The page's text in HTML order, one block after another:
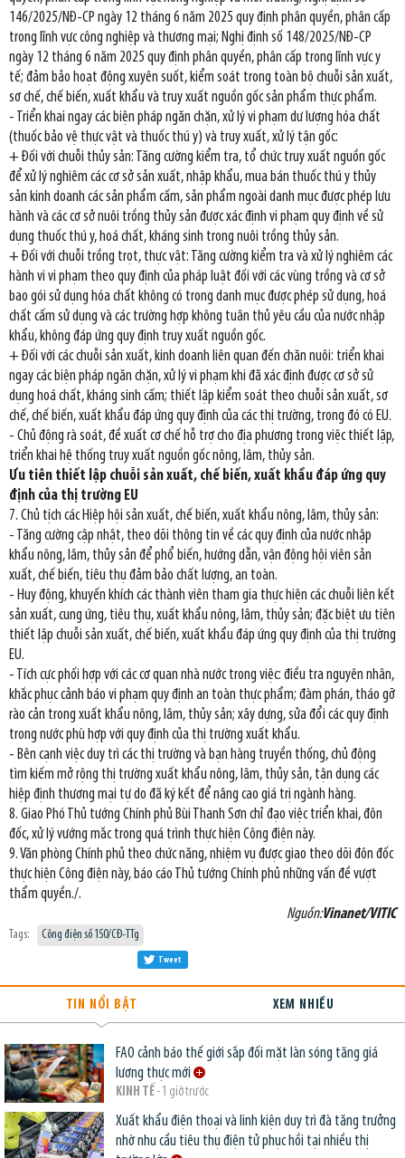
146/2025/NĐ-CP ngày 12 tháng 6 năm 2025 quy định phân quyền, phân cấp
trong lĩnh vực công nghiệp và thương mại; Nghị định số 148/2025/NĐ-CP
ngày 12 tháng 6 năm 2025 quy định phân quyền, phân cấp trong lĩnh vực y
tế; đảm bảo hoạt động xuyên suốt, kiểm soát trong toàn bộ chuỗi sản xuất,
sơ chế, chế biến, xuất khẩu và truy xuất nguồn gốc sản phẩm thực phẩm.
- Triển khai ngay các biện pháp ngăn chặn, xử lý vi phạm dư lượng hóa chất
(thuốc bảo vệ thực vật và thuốc thú y) và truy xuất, xử lý tận gốc:
+ Đối với chuỗi thủy sản: Tăng cường kiểm tra, tổ chức truy xuất nguồn gốc
để xử lý nghiêm các cơ sở sản xuất, nhập khẩu, mua bán thuốc thú y thủy
sản kinh doanh các sản phẩm cấm, sản phẩm ngoài danh mục được phép lưu
hành và các cơ sở nuôi trồng thủy sản được xác định vi phạm quy định về sử
dụng thuốc thú y, hoá chất, kháng sinh trong nuôi trồng thủy sản.
+ Đối với chuỗi trồng trọt, thực vật: Tăng cường kiểm tra và xử lý nghiêm các
hành vi vi phạm theo quy định của pháp luật đối với các vùng trồng và cơ sở
bao gói sử dụng hóa chất không có trong danh mục được phép sử dụng, hoá
chất cấm sử dụng và các trường hợp không tuân thủ yêu cầu của nước nhập
khẩu, không đáp ứng quy định truy xuất nguồn gốc.
+ Đối với các chuỗi sản xuất, kinh doanh liên quan đến chăn nuôi: triển khai
ngay các biện pháp ngăn chặn, xử lý vi phạm khi đã xác định được cơ sở sử
dụng hoá chất, kháng sinh cấm; thiết lập kiểm soát theo chuỗi sản xuất, sơ
chế, chế biến, xuất khẩu đáp ứng quy định của các thị trường, trong đó có EU.
- Chủ động rà soát, đề xuất cơ chế hỗ trợ cho địa phương trong việc thiết lập,
triển khai hệ thống truy xuất nguồn gốc nông, lâm, thủy sản.
Ưu tiên thiết lập chuỗi sản xuất, chế biến, xuất khẩu đáp ứng quy
định của thị trường EU
7. Chủ tịch các Hiệp hội sản xuất, chế biến, xuất khẩu nông, lâm, thủy sản:
- Tăng cường cập nhật, theo dõi thông tin về các quy định của nước nhập
khẩu nông, lâm, thủy sản để phổ biến, hướng dẫn, vận động hội viên sản
xuất, chế biến, tiêu thụ đảm bảo chất lượng, an toàn.
- Huy động, khuyến khích các thành viên tham gia thực hiện các chuỗi liên kết
sản xuất, cung ứng, tiêu thụ, xuất khẩu nông, lâm, thủy sản; đặc biệt ưu tiên
thiết lập chuỗi sản xuất, chế biến, xuất khẩu đáp ứng quy định của thị trường
EU.
- Tích cực phối hợp với các cơ quan nhà nước trong việc: điều tra nguyên nhân,
khắc phục cảnh báo vi phạm quy định an toàn thực phẩm; đàm phán, tháo gỡ
rào cản trong xuất khẩu nông, lâm, thủy sản; xây dựng, sửa đổi các quy định
trong nước phù hợp với quy định của thị trường xuất khẩu.
- Bên cạnh việc duy trì các thị trường và bạn hàng truyền thống, chủ động
tìm kiếm mở rộng thị trường xuất khẩu nông, lâm, thủy sản, tận dụng các
hiệp định thương mại tự do đã ký kết để nâng cao giá trị ngành hàng.
8. Giao Phó Thủ tướng Chính phủ Bùi Thanh Sơn chỉ đạo việc triển khai, đôn
đốc, xử lý vướng mắc trong quá trình thực hiện Công điện này.
9. Văn phòng Chính phủ theo chức năng, nhiệm vụ được giao theo dõi đôn đốc
thực hiện Công điện này, báo cáo Thủ tướng Chính phủ những vấn đề vượt
thẩm quyền./.
Nguồn:Vinanet/VITIC
Tags: Công điện số 150/CĐ-TTg
Tweet
TIN NỔI BẬT XEM NHIỀU
FAO cảnh báo thế giới sắp đối mặt làn sóng tăng giá
lương thực mới
KINH TẾ- 1 giờ trước
Xuất khẩu điện thoại và linh kiện duy trì đà tăng trưởng
nhờ nhu cầu tiêu thụ điện tử phục hồi tại nhiều thị